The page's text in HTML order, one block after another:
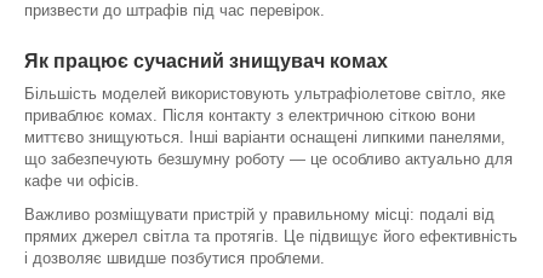
призвести до штрафів під час перевірок.
Як працює сучасний знищувач комах
Більшість моделей використовують ультрафіолетове світло, яке
приваблює комах. Після контакту з електричною сіткою вони
миттєво знищуються. Інші варіанти оснащені липкими панелями,
що забезпечують безшумну роботу — це особливо актуально для
кафе чи офісів.
Важливо розміщувати пристрій у правильному місці: подалі від
прямих джерел світла та протягів. Це підвищує його ефективність
і дозволяє швидше позбутися проблеми.